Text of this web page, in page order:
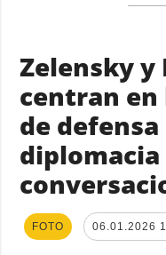
Zelensky y
centran
de
diplomacia
FOTO 06.01.2026